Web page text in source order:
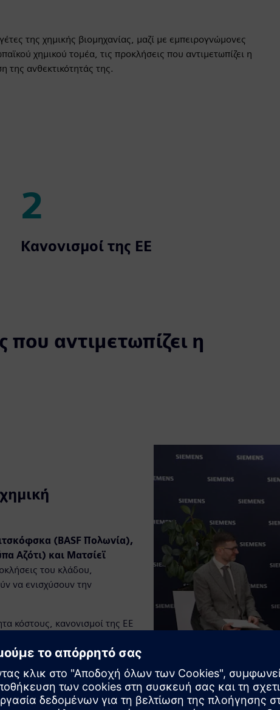
της χημικής βιομηχανίας, μαζί με εμπειρογνώμονες
χημικού τομέα, τις προκλήσεις που αντιμετωπίζει η
της ανθεκτικότητάς της.
2
2
Κανονισμοί της ΕΕ
που αντιμετωπίζει η
(BASF Πολωνία),
Αζότι) και Ματσίεϊ
του κλάδου,
να ενισχύσουν την
κόστους, κανονισμοί της ΕΕ